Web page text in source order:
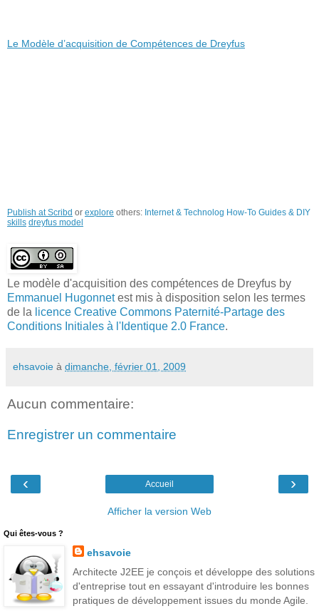
Le Modèle d’acquisition de Compétences de Dreyfus
Publish at Scribd or explore others: Internet & Technolog How-To Guides & DIY
skills dreyfus model
Le modèle d'acquisition des compétences de Dreyfus by
Emmanuel Hugonnetest mis à disposition selon les termes
de la licence Creative Commons Paternité-Partage des
Conditions Initiales à l'Identique 2.0 France.
ehsavoie à dimanche, février 01, 2009
Aucun commentaire:
Enregistrer un commentaire
‹ ›
Accueil
Afficher la version Web
Qui êtes-vous ?
ehsavoie
Architecte J2EE je conçois et développe des solutions
d'entreprise tout en essayant d'introduire les bonnes
pratiques de développement issues du monde Agile.